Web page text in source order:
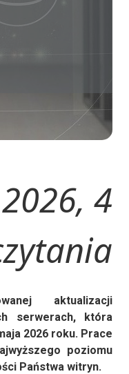
, 4
aktualizacji
serwerach, która
2026 roku. Prace
poziomu
Państwa witryn.